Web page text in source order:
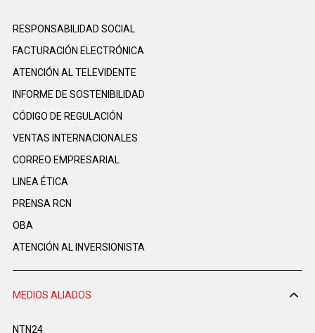
RESPONSABILIDAD SOCIAL
FACTURACIÓN ELECTRÓNICA
ATENCIÓN AL TELEVIDENTE
INFORME DE SOSTENIBILIDAD
CÓDIGO DE REGULACIÓN
VENTAS INTERNACIONALES
CORREO EMPRESARIAL
LINEA ÉTICA
PRENSA RCN
OBA
ATENCIÓN AL INVERSIONISTA
MEDIOS ALIADOS
NTN24